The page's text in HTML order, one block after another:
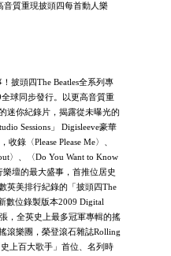
音質重現披頭四每首動人樂
披頭四The Beatles全系列專
球同步發行。以更高音質重
迷你紀錄片，揭露從未曝光的
Sessions」 Digisleeve豪華
錄〈Please Please Me〉、
〉、〈Do You Want to Know
樂壇的最大盛事，首推位居史
英美排行紀錄的「披頭四The
數位錄製版本2009 Digital
，全英史上最多冠軍專輯的搖
滾樂團，榮登滾石雜誌Rolling
上百大歌手」首位、名列時